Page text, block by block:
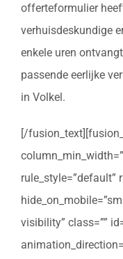
offerteformulier
verhuisdeskundige
enkele uren
passende eerlijke
in Volkel.
[/
rule_style=”default”
visibility” class=””